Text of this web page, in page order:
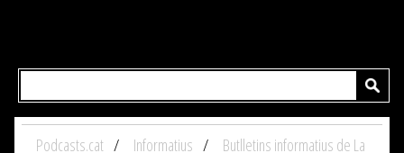
Podcasts.cat Informatius
Butlletins informatius de La